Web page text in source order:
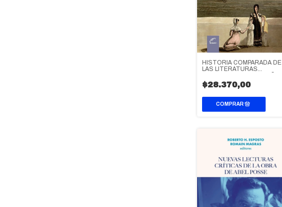
HISTORIA COMPARADA DE
LAS LITERATURAS
$28.370,00